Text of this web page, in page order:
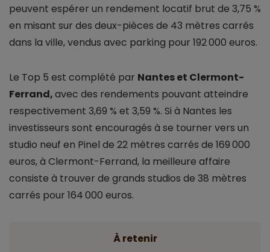
peuvent espérer un rendement locatif brut de 3,75 %
en misant sur des deux-pièces de 43 mètres carrés
dans la ville, vendus avec parking pour 192 000 euros.
Le Top 5 est complété par Nantes et Clermont-
Ferrand,avec des rendements pouvant atteindre
respectivement 3,69 % et 3,59 %. Si à Nantes les
investisseurs sont encouragés à se tourner vers un
studio neuf en Pinel de 22 mètres carrés de 169 000
euros, à Clermont-Ferrand, la meilleure affaire
consiste à trouver de grands studios de 38 mètres
carrés pour 164 000 euros.
À retenir